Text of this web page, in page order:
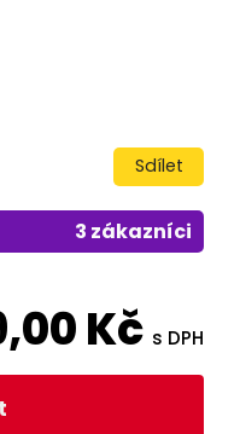
Sdílet
3 zákazníci
Kč s DPH